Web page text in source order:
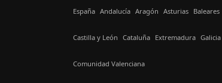
España Andalucía Aragón Asturias Baleares
Castilla y León Cataluña Extremadura Galicia
Comunidad Valenciana